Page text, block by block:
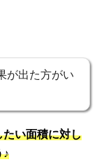
が出た方がい
い面積に対し
♪